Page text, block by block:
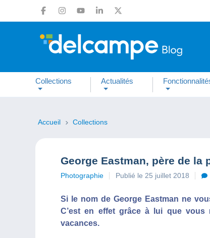
Collections Actualités
Accueil Collections
George Eastman, père de la
Photographie Publié le 25 juillet 2018
Si le nom de George Eastman ne
C’est en effet grâce à lui que vous
vacances.